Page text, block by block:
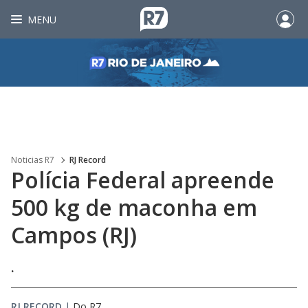
MENU
Noticias R7 RJ Record
Polícia Federal apreende
500 kg de maconha em
Campos (RJ)
.